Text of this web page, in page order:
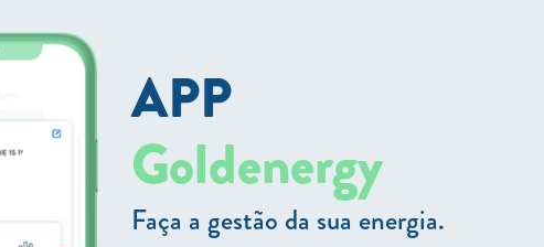
APP
Goldenergy
Faça a gestão da sua energia.